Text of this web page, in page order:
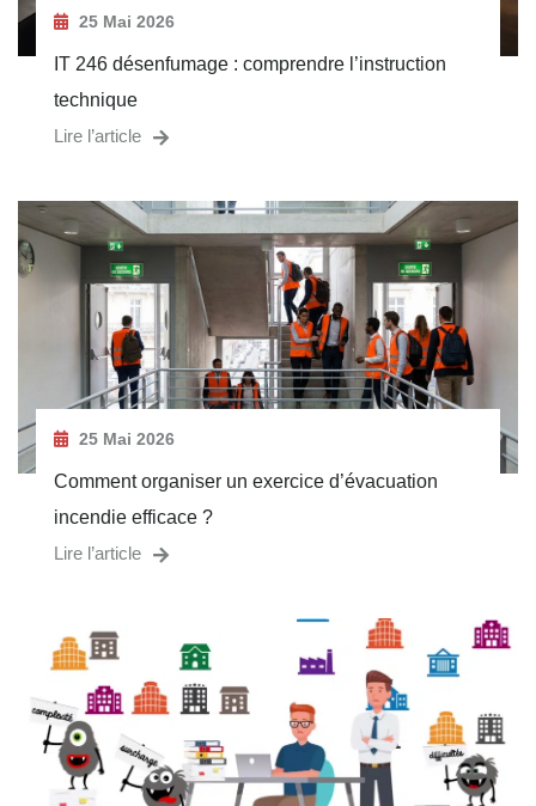
25 Mai 2026
IT 246 désenfumage : comprendre l’instruction
technique
Lire l’article
25 Mai 2026
Comment organiser un exercice d’évacuation
incendie efficace ?
Lire l’article